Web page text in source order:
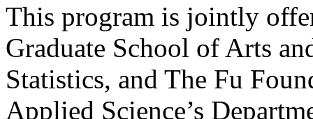
This program is jointly
Graduate School of Arts
Statistics, and The Fu
Applied Science’s